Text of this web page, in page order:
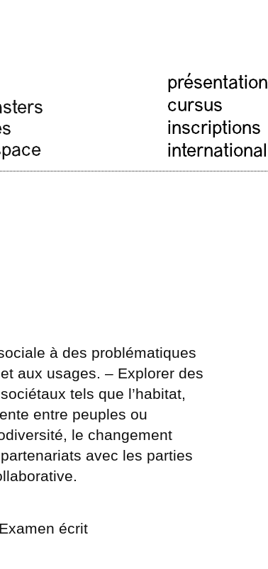
présentation
cursus
inscriptions
international
à des problématiques
aux usages. – Explorer des
tels que l’habitat,
entre peuples ou
le changement
avec les parties
écrit